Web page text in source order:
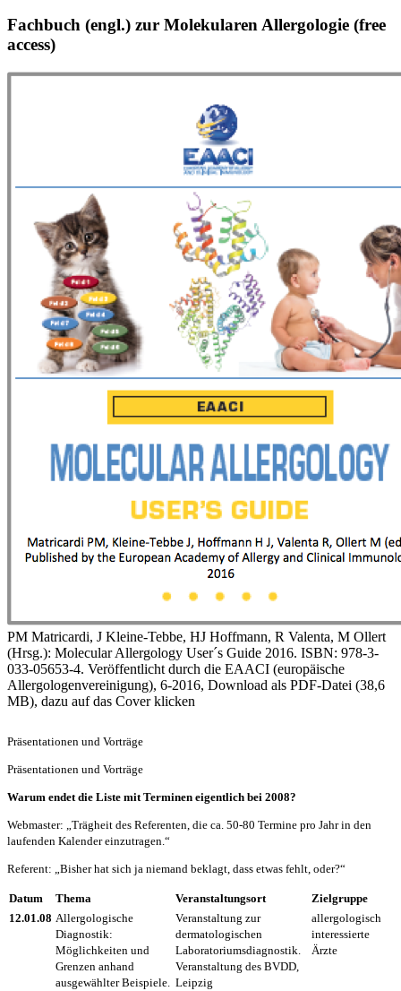
Fachbuch (engl.) zur Molekularen Allergologie (free
access)
PM Matricardi, J Kleine-Tebbe, HJ Hoffmann, R Valenta, M Ollert
(Hrsg.): Molecular Allergology User´s Guide 2016. ISBN: 978-3-
033-05653-4. Veröffentlicht durch die EAACI (europäische
Allergologenvereinigung), 6-2016, Download als PDF-Datei (38,6
MB), dazu auf das Cover klicken
Präsentationen und Vorträge
Präsentationen und Vorträge
Warum endet die Liste mit Terminen eigentlich bei 2008?
Webmaster: „Trägheit des Referenten, die ca. 50-80 Termine pro Jahr in den
laufenden Kalender einzutragen.“
Referent: „Bisher hat sich ja niemand beklagt, dass etwas fehlt, oder?“
Datum Thema Veranstaltungsort
Zielgruppe
12.01.08 Allergologische
Diagnostik:
Möglichkeiten und
Grenzen anhand
ausgewählter Beispiele.
Veranstaltung zur
dermatologischen
Laboratoriumsdiagnostik.
Veranstaltung des BVDD,
Leipzig
allergologisch
interessierte
Ärzte